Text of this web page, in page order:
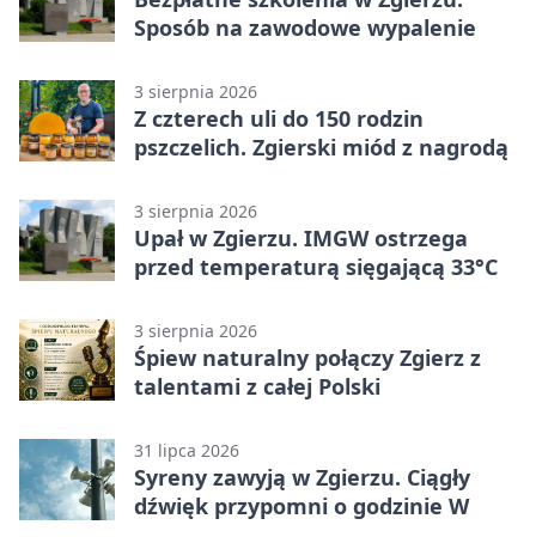
Sposób na zawodowe wypalenie
3 sierpnia 2026
Z czterech uli do 150 rodzin
pszczelich. Zgierski miód z nagrodą
3 sierpnia 2026
Upał w Zgierzu. IMGW ostrzega
przed temperaturą sięgającą 33°C
3 sierpnia 2026
Śpiew naturalny połączy Zgierz z
talentami z całej Polski
31 lipca 2026
Syreny zawyją w Zgierzu. Ciągły
dźwięk przypomni o godzinie W